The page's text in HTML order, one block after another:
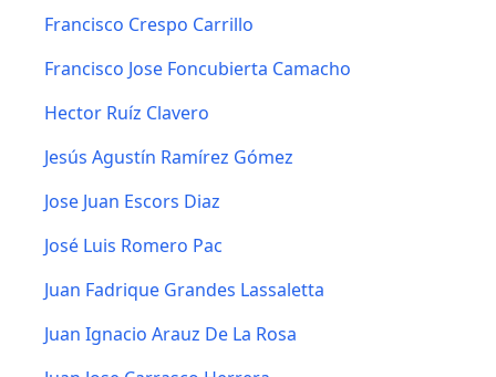
Francisco Crespo Carrillo
Francisco Jose Foncubierta Camacho
Hector Ruíz Clavero
Jesús Agustín Ramírez Gómez
Jose Juan Escors Diaz
José Luis Romero Pac
Juan Fadrique Grandes Lassaletta
Juan Ignacio Arauz De La Rosa